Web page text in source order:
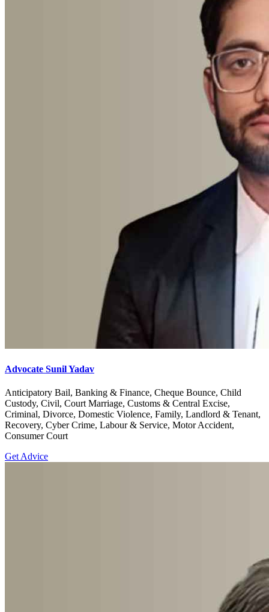
Advocate Sunil Yadav
Anticipatory Bail, Banking & Finance, Cheque Bounce, Child
Custody, Civil, Court Marriage, Customs & Central Excise,
Criminal, Divorce, Domestic Violence, Family, Landlord & Tenant,
Recovery, Cyber Crime, Labour & Service, Motor Accident,
Consumer Court
Get Advice